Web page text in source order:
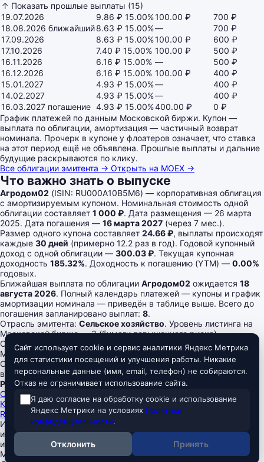
↑ Показать прошлые выплаты (15)
19.07.2026
9.86 ₽ 15.00%100.00 ₽
700 ₽
18.08.2026 ближайший8.63 ₽ 15.00%—
700 ₽
17.09.2026
8.63 ₽ 15.00%100.00 ₽
600 ₽
17.10.2026
7.40 ₽ 15.00% 100.00 ₽
500 ₽
16.11.2026
6.16 ₽ 15.00% —
500 ₽
16.12.2026
6.16 ₽ 15.00% 100.00 ₽
400 ₽
15.01.2027
4.93 ₽ 15.00%—
400 ₽
14.02.2027
4.93 ₽ 15.00%—
400 ₽
16.03.2027 погашение 4.93 ₽ 15.00%400.00 ₽
0 ₽
График платежей по данным Московской биржи. Купон —
выплата по облигации, амортизация — частичный возврат
номинала. Прочерк в купоне у флоатеров означает, что ставка
на этот период ещё не объявлена. Прошлые выплаты и дальние
будущие раскрываются по клику.
Все облигации эмитента → Открыть на MOEX →
Что важно знать о выпуске
Агродом02 (ISIN: RU000A10B5M6) — корпоративная облигация
с амортизируемым купоном. Номинальная стоимость одной
облигации составляет 1 000 ₽. Дата размещения — 26 марта
2025. Дата погашения — 16 марта 2027 (через 7 мес.).
Размер одного купона составляет 24.66 ₽, выплаты происходят
каждые 30 дней (примерно 12.2 раз в год). Годовой купонный
доход с одной облигации — 300.03 ₽. Текущая купонная
доходность 185.32%. Доходность к погашению (YTM) — 0.00%
годовых.
Ближайшая выплата по облигации Агродом02 ожидается 18
августа 2026. Полный календарь платежей — купоны и график
амортизации номинала — приведён в таблице выше. Всего до
погашения запланировано выплат: 8.
Отрасль эмитента: Сельское хозяйство. Уровень листинга на
Московской бирже — 3 (бумаги повышенного риска).
Облигация доступна только квалифицированным инвесторам
Megabonds
Скринер российских облигаций — ОФЗ и корпоративные
выпуски, актуальные доходности, цены, рейтинги и оферты.
Разделы
Скринер облигаций
Ключевая ставка ЦБ
RUONIA
Информация на сайте не является индивидуальной
инвестиционной рекомендацией. Все данные предоставляются
исключительно в ознакомительных целях. Источники данных:
Московская биржа, Банк России.
Сайт использует cookie и сервис аналитики Яндекс Метрика
для статистики посещений и улучшения работы. Никакие
персональные данные (имя, email, телефон) не собираются.
Отказ не ограничивает использование сайта.
Я даю согласие на обработку cookie и использование
Яндекс Метрики на условиях Политики
конфиденциальности.
Отклонить Принять